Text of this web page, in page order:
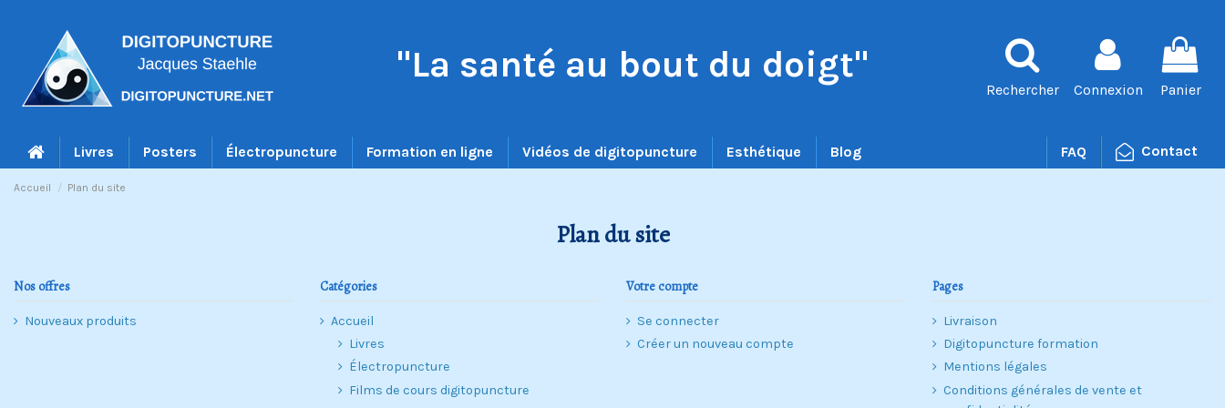
"La santé au bout du doigt"
Rechercher Connexion Panier
Livres Posters Électropuncture Formation en ligne Vidéos de digitopuncture Esthétique Contact
Blog FAQ
Accueil Plan du site
Plan du site
Nos offres
Nouveaux produits
Catégories
Accueil
Livres
Électropuncture
Films de cours digitopuncture
Votre compte
Se connecter
Créer un nouveau compte
Pages
Livraison
Digitopuncture formation
Mentions légales
Conditions générales de vente et